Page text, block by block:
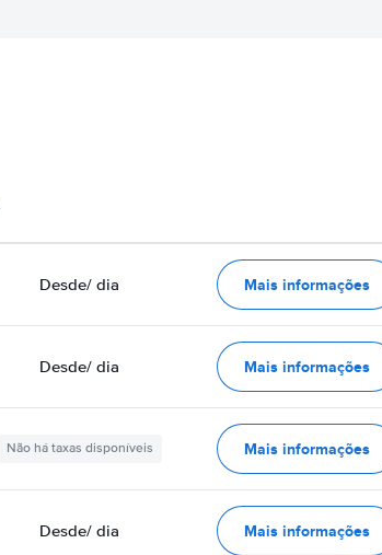
Desde/ dia Mais informações
Desde/ dia Mais informações
Não há taxas disponíveis Mais informações
Desde/ dia Mais informações